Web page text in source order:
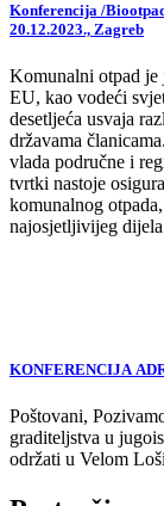
Konferencija /
20.12.2023., Zagreb
Komunalni otpad je
EU, kao vodeći
desetljeća usvaja
državama
vlada područne i
tvrtki nastoje
komunalnog
najosjetljivijeg
KONFERENCIJA
Poštovani,
graditeljstva u
održati u Velom